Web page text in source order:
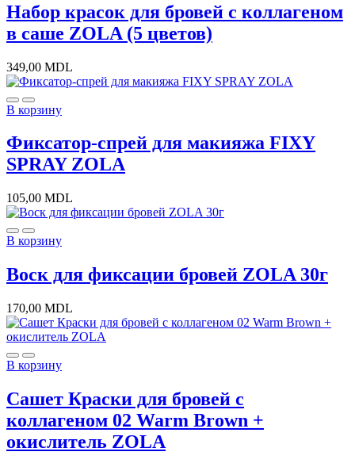
Набор красок для бровей с коллагеном
в саше ZOLA (5 цветов)
349,00 MDL
В корзину
Фиксатор-спрей для макияжа FIXY
SPRAY ZOLA
105,00 MDL
В корзину
Воск для фиксации бровей ZOLA 30г
170,00 MDL
В корзину
Сашет Краски для бровей с
коллагеном 02 Warm Brown +
окислитель ZOLA